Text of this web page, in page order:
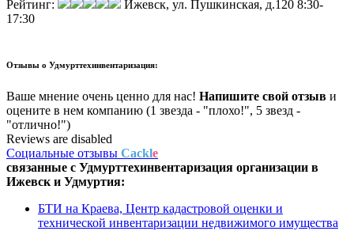
Рейтинг: Ижевск, ул. Пушкинская, д.120 8:30-
17:30
Отзывы о Удмурттехинвентаризация:
Ваше мнение очень ценно для нас! Напишите свой отзыв и
оцените в нем компанию (1 звезда - "плохо!", 5 звезд -
"отлично!")
Reviews are disabled
Социальные отзывы Cackle
связанные с Удмурттехинвентаризация организации в
Ижевск и Удмуртия:
БТИ на Краева, Центр кадастровой оценки и
технической инвентаризации недвижимого имущества